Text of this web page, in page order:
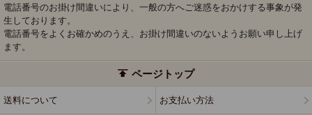
電話番号のお掛け間違いにより、一般の方へご迷惑をおかけする事象が発
生しております。
電話番号をよくお確かめのうえ、お掛け間違いのないようお願い申し上げ
ます。
ページトップ
送料について お支払い方法